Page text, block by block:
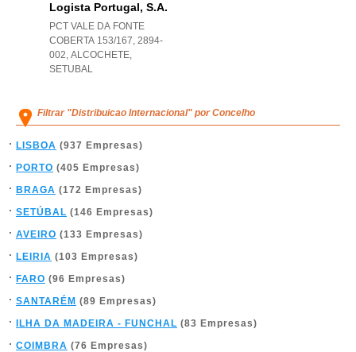
Logista Portugal, S.a.
PCT VALE DA FONTE
COBERTA 153/167, 2894-
002, ALCOCHETE,
SETUBAL
Filtrar "Distribuicao Internacional" por Concelho
LISBOA (937 Empresas)
PORTO (405 Empresas)
BRAGA (172 Empresas)
SETÚBAL (146 Empresas)
AVEIRO (133 Empresas)
LEIRIA (103 Empresas)
FARO (96 Empresas)
SANTARÉM (89 Empresas)
ILHA DA MADEIRA - FUNCHAL (83 Empresas)
COIMBRA (76 Empresas)